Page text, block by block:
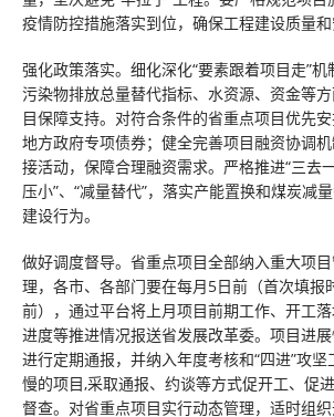
疫情防控措施落实到位，确保工程建设质量和
强化政策落实。细化深化“要素跟着项目走”机
污染物排放总量替代指标、水资源、资金等
目保障支持。对符合条件的省重点项目优先安
地方政府专项债券；健全完善项目融资协调
接活动，保障合理融资需求。严格推进“三去
压小”、“减量替代”，落实产能置换和煤炭减
建设行为。
做好调度督导。省重点项目全部纳入重大项
理，各市、各部门要在每月5日前（首次填报
前），通过平台将上月项目前期工作、开工
进度等推进情况报送省发展改革委。项目进
进行定期通报，并纳入年度考核和“四进”攻
慢的项目,采取通报、约谈等方式促开工、促
督查。对省重点项目实行动态管理，适时组织